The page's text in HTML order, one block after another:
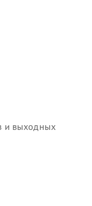
и выходных